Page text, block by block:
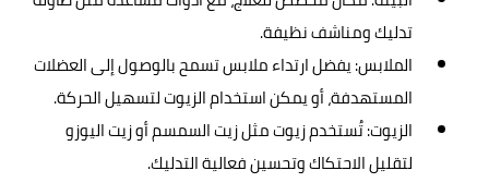
تدليك ومناشف نظيفة.
الملابس: يفضل ارتداء ملابس تسمح بالوصول إلى العضلات
المستهدفة، أو يمكن استخدام الزيوت لتسهيل الحركة.
الزيوت: تُستخدم زيوت مثل زيت السمسم أو زيت اليوزو
لتقليل الاحتكاك وتحسين فعالية التدليك.